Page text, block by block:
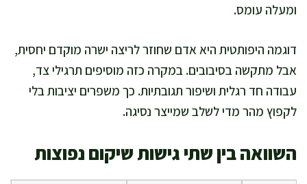
ומעלה עומס.
דוגמה היפותטית היא אדם שחוזר לריצה ישרה מוקדם יחסית,
אבל מתקשה בסיבובים. במקרה כזה מוסיפים תרגילי צד,
עבודה חד רגלית ושיפור תגובתיות. כך משפרים יציבות בלי
לקפוץ מהר מדי לשלב שמייצר נסיגה.
השוואה בין שתי גישות שיקום נפוצות